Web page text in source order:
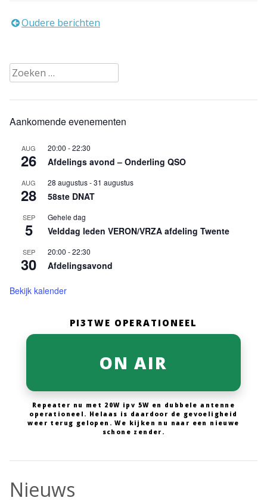
Berichtennavigatie
Oudere berichten
Zoeken
naar:
Aankomende evenementen
AUG
26
20:00 -22:30
Afdelings avond – Onderling QSO
AUG
28
28 augustus-31 augustus
58ste DNAT
SEP
5
Gehele dag
Velddag leden VERON/VRZA afdeling Twente
SEP
30
20:00 -22:30
Afdelingsavond
Bekijk kalender
PI3TWE OPERATIONEEL
ON AIR
Repeater nu met 20W ipv 5W en dubbele antenne
operationeel. Helaas is daardoor de gevoeligheid
weer terug gelopen. We kijken nu naar een nieuwe
schone zender.
Nieuws